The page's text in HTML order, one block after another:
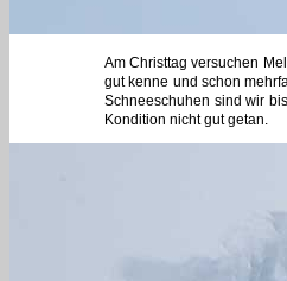
Am Christtag versuchen
gut kenne und schon
Schneeschuhen sind wir
Kondition nicht gut getan.